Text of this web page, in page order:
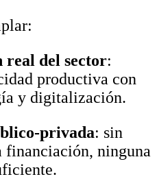
del sector:
productiva con
y digitalización.
privada: sin
financiación, ninguna